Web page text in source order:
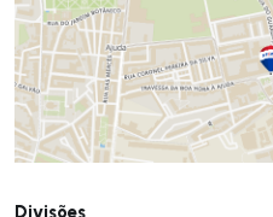
Divisões